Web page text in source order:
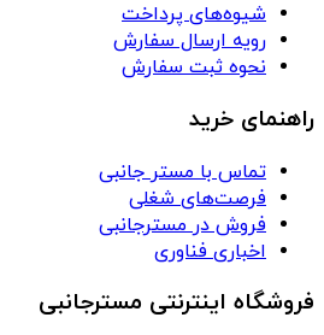
شیوه‌های پرداخت
رویه ارسال سفارش
نحوه ثبت سفارش
راهنمای خرید
تماس با مستر جانبی
فرصت‌های شغلی
فروش در مسترجانبی
اخباری فناوری
فروشگاه اینترنتی مسترجانبی